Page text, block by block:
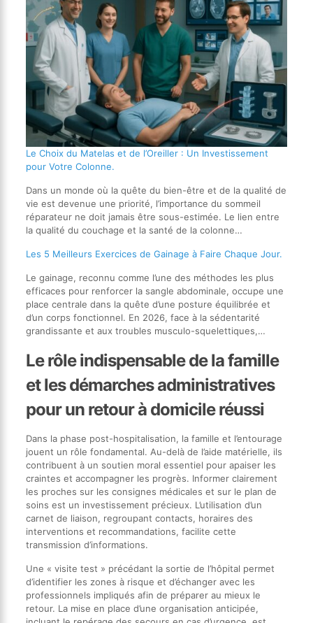
Le Choix du Matelas et de l’Oreiller : Un Investissement
pour Votre Colonne.
Dans un monde où la quête du bien-être et de la qualité de
vie est devenue une priorité, l’importance du sommeil
réparateur ne doit jamais être sous-estimée. Le lien entre
la qualité du couchage et la santé de la colonne…
Les 5 Meilleurs Exercices de Gainage à Faire Chaque Jour.
Le gainage, reconnu comme l’une des méthodes les plus
efficaces pour renforcer la sangle abdominale, occupe une
place centrale dans la quête d’une posture équilibrée et
d’un corps fonctionnel. En 2026, face à la sédentarité
grandissante et aux troubles musculo-squelettiques,…
Le rôle indispensable de la famille
et les démarches administratives
pour un retour à domicile réussi
Dans la phase post-hospitalisation, la famille et l’entourage
jouent un rôle fondamental. Au-delà de l’aide matérielle, ils
contribuent à un soutien moral essentiel pour apaiser les
craintes et accompagner les progrès. Informer clairement
les proches sur les consignes médicales et sur le plan de
soins est un investissement précieux. L’utilisation d’un
carnet de liaison, regroupant contacts, horaires des
interventions et recommandations, facilite cette
transmission d’informations.
Une « visite test » précédant la sortie de l’hôpital permet
d’identifier les zones à risque et d’échanger avec les
professionnels impliqués afin de préparer au mieux le
retour. La mise en place d’une organisation anticipée,